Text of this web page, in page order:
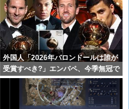
外国人「2026年バロンドールは誰が
受賞すべき?」エンバペ、今季無冠で
も